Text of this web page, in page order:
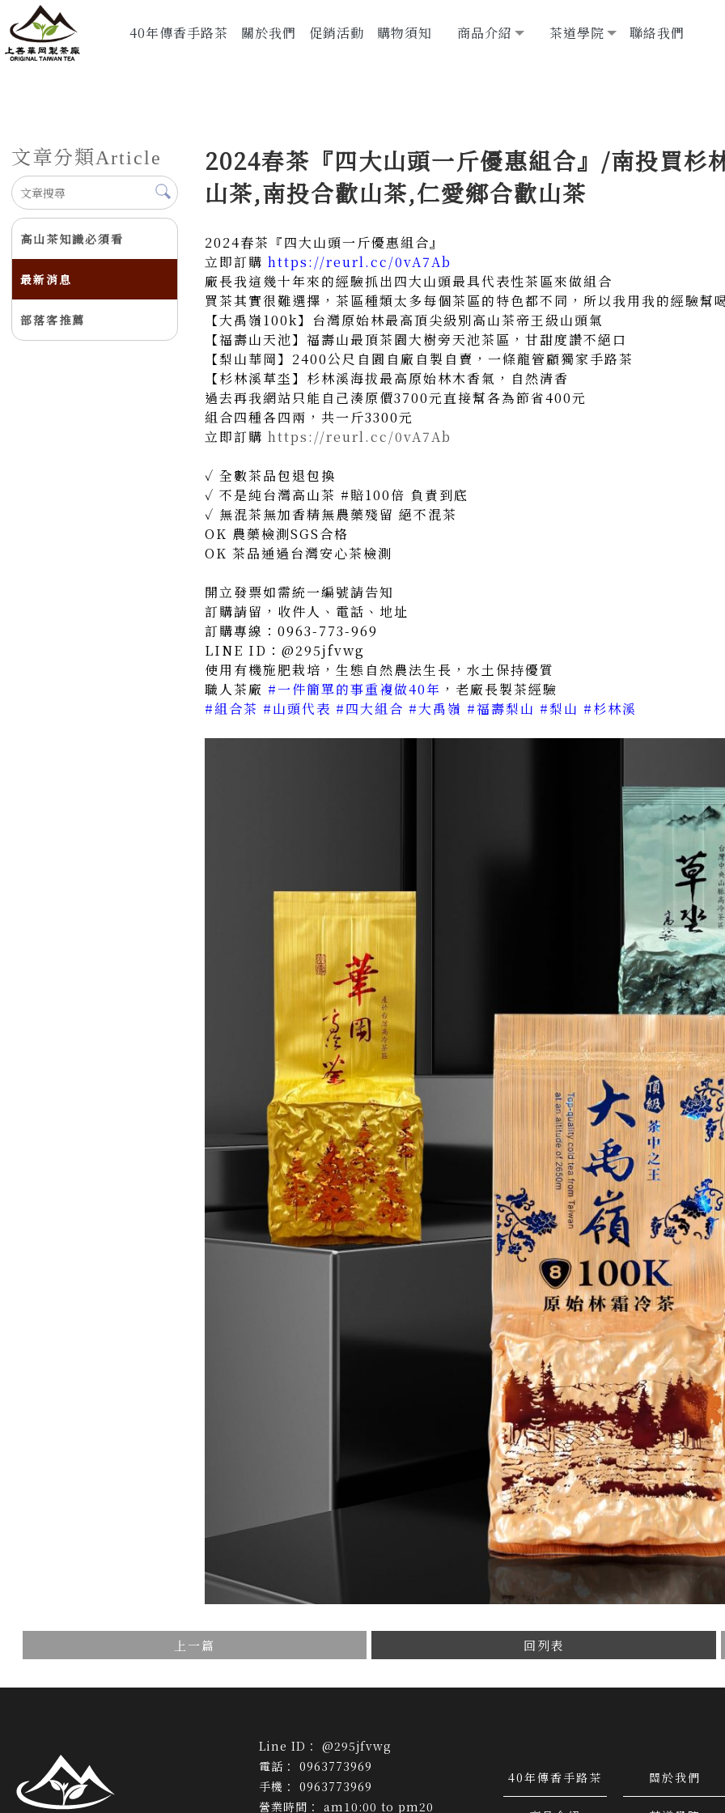
40年傳香手路茶 關於我們 促銷活動 購物須知 商品介紹 茶道學院 聯絡我們
文章分類Article
高山茶知識必須看
最新消息
部落客推薦
2024春茶『四大山頭一斤優惠組合』/南投買杉
山茶,南投合歡山茶,仁愛鄉合歡山茶
2024春茶『四大山頭一斤優惠組合』
立即訂購 https://reurl.cc/0vA7Ab
廠長我這幾十年來的經驗抓出四大山頭最具代表性茶區來做組合
買茶其實很難選擇，茶區種類太多每個茶區的特色都不同，所以我用我的經驗幫
【大禹嶺100k】台灣原始林最高頂尖級別高山茶帝王級山頭氣
【福壽山天池】福壽山最頂茶園大樹旁天池茶區，甘甜度讚不絕口
【梨山華岡】2400公尺自園自廠自製自賣，一條龍管顧獨家手路茶
【杉林溪草坔】杉林溪海拔最高原始林木香氣，自然清香
過去再我網站只能自己湊原價3700元直接幫各為節省400元
組合四種各四兩，共一斤3300元
立即訂購 https://reurl.cc/0vA7Ab
✓ 全數茶品包退包換
✓ 不是純台灣高山茶 #賠100倍 負責到底
✓ 無混茶無加香精無農藥殘留 絕不混茶
OK 農藥檢測SGS合格
OK 茶品通過台灣安心茶檢測
開立發票如需統一編號請告知
訂購請留，收件人、電話、地址
訂購專線：0963-773-969
LINE ID：@295jfvwg
使用有機施肥栽培，生態自然農法生長，水土保持優質
職人茶廠 #一件簡單的事重複做40年 ，老廠長製茶經驗
#組合茶 #山頭代表 #四大組合 #大禹嶺 #福壽梨山 #梨山 #杉林溪
上一篇 回列表
@295jfvwg
0963773969
0963773969
am10:00 to pm20
40年傳香手路茶 關於我們